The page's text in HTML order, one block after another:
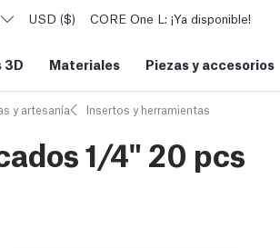
USD ($) CORE One L: ¡Ya disponible!
3D Materiales Piezas y accesorios
y artesanía Insertos y herramientas
1/4" 20 pcs